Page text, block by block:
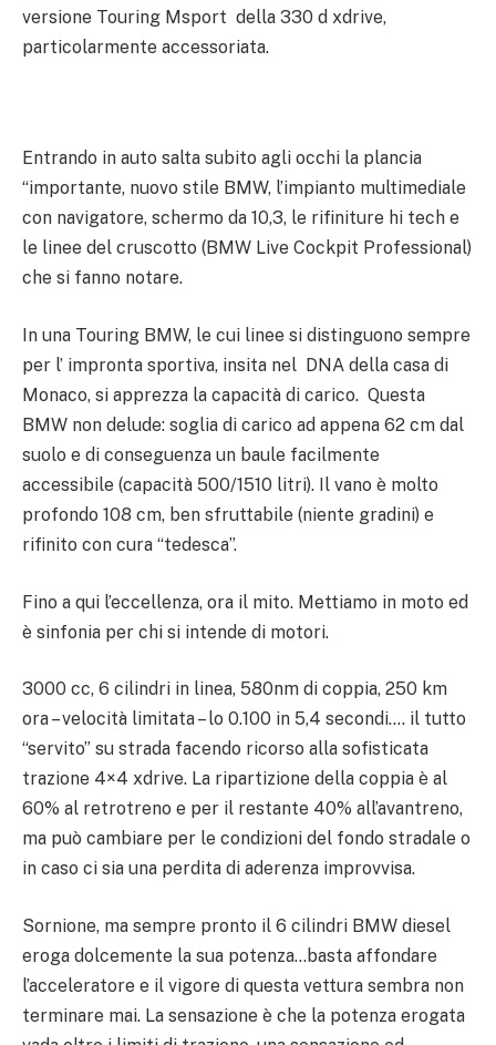
versione Touring Msport della 330 d xdrive,
particolarmente accessoriata.
Entrando in auto salta subito agli occhi la plancia
“importante, nuovo stile BMW, l’impianto multimediale
con navigatore, schermo da 10,3, le rifiniture hi tech e
le linee del cruscotto (BMW Live Cockpit Professional)
che si fanno notare.
In una Touring BMW, le cui linee si distinguono sempre
per l’ impronta sportiva, insita nel DNA della casa di
Monaco, si apprezza la capacità di carico. Questa
BMW non delude: soglia di carico ad appena 62 cm dal
suolo e di conseguenza un baule facilmente
accessibile (capacità 500/1510 litri). Il vano è molto
profondo 108 cm, ben sfruttabile (niente gradini) e
rifinito con cura “tedesca”.
Fino a qui l’eccellenza, ora il mito. Mettiamo in moto ed
è sinfonia per chi si intende di motori.
3000 cc, 6 cilindri in linea, 580nm di coppia, 250 km
ora – velocità limitata – lo 0.100 in 5,4 secondi…. il tutto
“servito” su strada facendo ricorso alla sofisticata
trazione 4×4 xdrive. La ripartizione della coppia è al
60% al retrotreno e per il restante 40% all’avantreno,
ma può cambiare per le condizioni del fondo stradale o
in caso ci sia una perdita di aderenza improvvisa.
Sornione, ma sempre pronto il 6 cilindri BMW diesel
eroga dolcemente la sua potenza…basta affondare
l’acceleratore e il vigore di questa vettura sembra non
terminare mai. La sensazione è che la potenza erogata